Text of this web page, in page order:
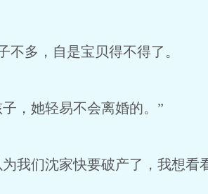
多，自是宝贝得不得了。
，她轻易不会离婚的。”
我们沈家快要破产了，我想看